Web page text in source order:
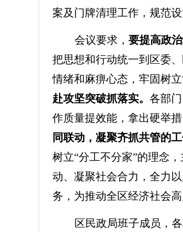
案及门牌清理工作，规范
会议要求， 要提高政
把思想和行动统一到区委
情绪和麻痹心态，牢固树立
赴攻坚突破抓落实。 各部
作质量提效能， 拿出硬举
同联动，凝聚齐抓共管的工
树立“分工不分家”的理念
动、凝聚社会合力，全力
务，为推动全区经济社会
区民政局班子成员，